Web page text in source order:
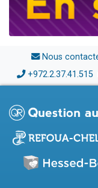
Nous
+972.2.37.41.515